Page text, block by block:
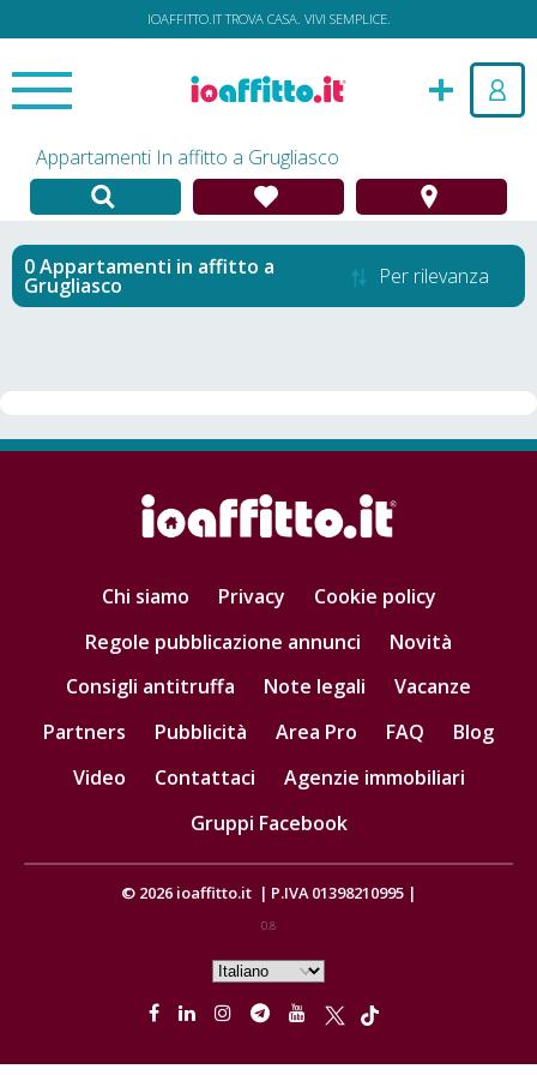
IOAFFITTO.IT TROVA CASA. VIVI SEMPLICE.
Appartamenti In affitto a Grugliasco
Appartamenti in affitto a
Grugliasco Per rilevanza
Chi siamo Privacy
Cookie policy
Regole pubblicazione annunci
Novità
Consigli antitruffa
Note legali
Vacanze
Partners
Pubblicità Area Pro FAQ
Blog
Video
Contattaci
Agenzie immobiliari
Gruppi Facebook
© 2026 ioaffitto.it | P.IVA 01398210995 |
0.8